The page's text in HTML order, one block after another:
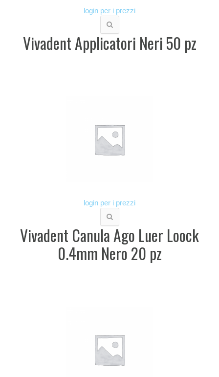
login per i prezzi
Vivadent Applicatori Neri 50 pz
login per i prezzi
Vivadent Canula Ago Luer Loock
0.4mm Nero 20 pz